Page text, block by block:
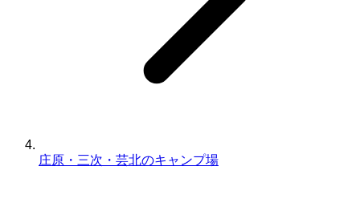
庄原・三次・芸北のキャンプ場